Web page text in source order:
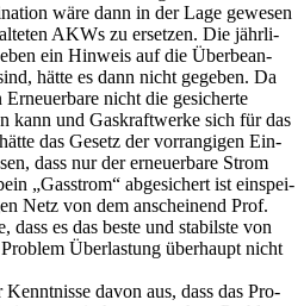
wäre dann in der Lage gewe­sen
AKWs zu erset­zen. Die jähr­li­
ein Hin­weis auf die Über­be­an­
hät­te es dann nicht gege­ben. Da
Erneu­er­ba­re nicht die gesi­cher­te
kann und Gas­kraft­wer­ke sich für das
das Gesetz der vor­ran­gi­gen Ein­
dass nur der erneu­er­ba­re Strom
„Gas­strom“ abge­si­chert ist ein­spei­
Netz von dem anschei­nend Prof.
dass es das bes­te und sta­bils­te von
Über­las­tung über­haupt nicht
davon aus, dass das Pro­